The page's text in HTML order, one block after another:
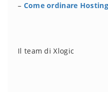
– Come ordinare
Il team di Xlogic